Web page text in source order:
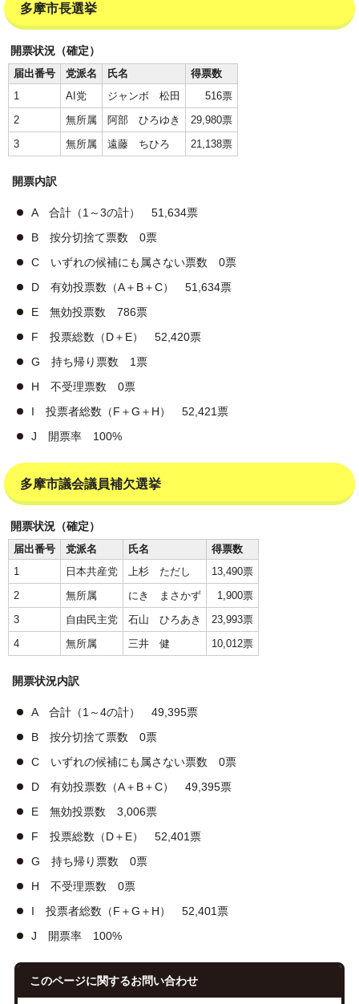
多摩市長選挙
開票状況（確定）
届出番号
党派名 氏名
得票数
1
AI党 ジャンボ 松田
516票
2
無所属 阿部 ひろゆき
29,980票
3
無所属 遠藤 ちひろ 21,138票
開票内訳
A 合計（1～3の計） 51,634票
B 按分切捨て票数 0票
C いずれの候補にも属さない票数 0票
D 有効投票数（A＋B＋C） 51,634票
E 無効投票数 786票
F 投票総数（D＋E） 52,420票
G 持ち帰り票数 1票
H 不受理票数 0票
I 投票者総数（F＋G＋H） 52,421票
J 開票率 100%
多摩市議会議員補欠選挙
開票状況（確定）
届出番号
党派名 氏名
得票数
1
日本共産党 上杉 ただし
13,490票
2
無所属 にき まさかず
1,900票
3
自由民主党 石山 ひろあき
23,993票
4
無所属 三井 健 10,012票
開票状況内訳
A 合計（1～4の計） 49,395票
B 按分切捨て票数 0票
C いずれの候補にも属さない票数 0票
D 有効投票数（A＋B＋C） 49,395票
E 無効投票数 3,006票
F 投票総数（D＋E） 52,401票
G 持ち帰り票数 0票
H 不受理票数 0票
I 投票者総数（F＋G＋H） 52,401票
J 開票率 100%
このページに関するお問い合わせ